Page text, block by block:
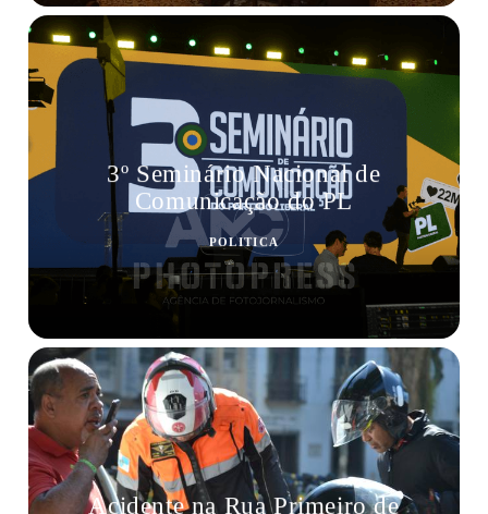
3º Seminário Nacional de
Comunicação do PL
POLITICA
Acidente na Rua Primeiro de